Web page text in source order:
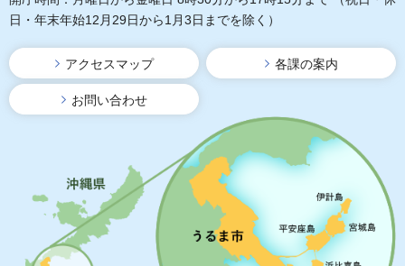
日・年末年始12月29日から1月3日までを除く）
アクセスマップ 各課の案内
お問い合わせ